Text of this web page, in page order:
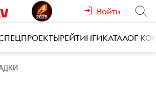
Войти
РЕЙТИНГИКАТАЛОГ